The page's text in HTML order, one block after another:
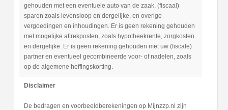
gehouden met een eventuele auto van de zaak, (fiscaal)
sparen zoals levensloop en dergelijke, en overige
vergoedingen en inhoudingen. Er is geen rekening gehouden
met mogelijke aftrekposten, zoals hypotheekrente, zorgkosten
en dergelijke. Er is geen rekening gehouden met uw (fiscale)
partner en eventueel gecombineerde voor- of nadelen, zoals
op de algemene heffingskorting.
Disclaimer
De bedragen en voorbeeldberekeningen op Mijnzzp.nl zijn